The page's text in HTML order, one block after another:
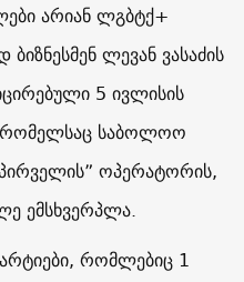
არიან ლგბტქ+
ლევან ვასაძის
5 ივლისის
რომელსაც საბოლოო
ოპერატორის,
ემსხვერპლა.
რომლებიც 1